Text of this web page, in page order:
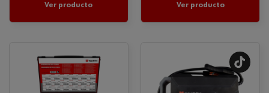
Ver producto Ver producto